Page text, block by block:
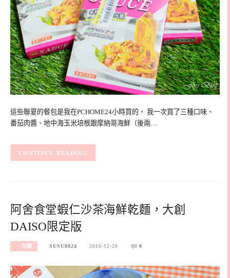
這些聯夏的餐包是我在PCHOME24小時買的， 我一次買了三種口味、
番茄肉醬、地中海玉米培根跟摩納哥海鮮（後兩…
CONTINUE READING
阿舍食堂蝦仁沙茶海鮮乾麵，大創
DAISO限定版
‧泡麵 SUSU8824 2016-12-28 0